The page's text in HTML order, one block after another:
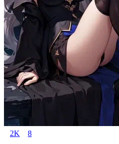
2K 8